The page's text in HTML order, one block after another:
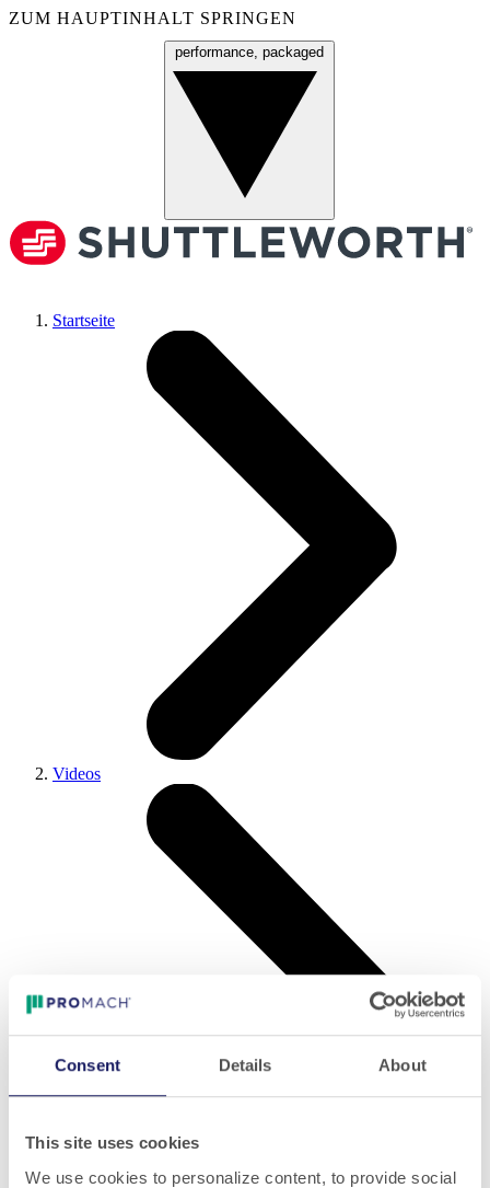
Consent Details About
This site uses cookies
We use cookies to personalize content, to provide social
ZUM HAUPTINHALT SPRINGEN
performance, packaged
Startseite
Videos